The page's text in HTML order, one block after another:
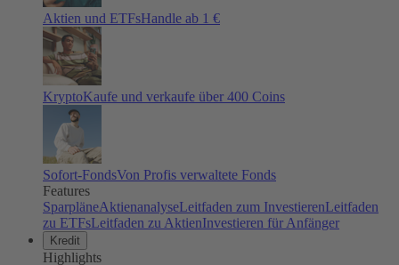
Aktien und ETFsHandle ab 1 €
KryptoKaufe und verkaufe über 400 Coins
Sofort-FondsVon Profis verwaltete Fonds
Features
SparpläneAktienanalyseLeitfaden zum InvestierenLeitfaden
zu ETFsLeitfaden zu AktienInvestieren für Anfänger
Kredit
Highlights